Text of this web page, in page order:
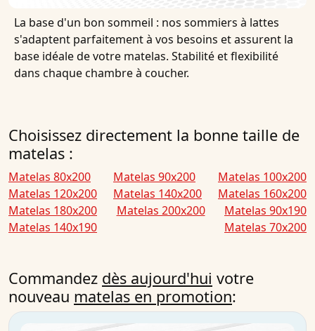
La base d'un bon sommeil : nos sommiers à lattes
s'adaptent parfaitement à vos besoins et assurent la
base idéale de votre matelas. Stabilité et flexibilité
dans chaque chambre à coucher.
Choisissez directement la bonne taille de
matelas :
Matelas 80x200 Matelas 90x200
Matelas 100x200
Matelas 120x200
Matelas 140x200
Matelas 160x200
Matelas 180x200
Matelas 200x200
Matelas 90x190
Matelas 140x190
Matelas 70x200
Commandez dès aujourd'hui votre
nouveau matelas en promotion: